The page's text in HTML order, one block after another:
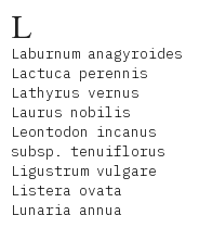
L
Laburnum anagyroides
Lactuca perennis
Lathyrus vernus
Laurus nobilis
Leontodon incanus
subsp. tenuiflorus
Ligustrum vulgare
Listera ovata
Lunaria annua